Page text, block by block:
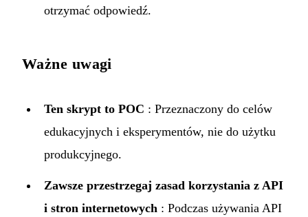
otrzymać odpowiedź.
Ważne uwagi
Ten skrypt to POC : Przeznaczony do celów
edukacyjnych i eksperymentów, nie do użytku
produkcyjnego.
Zawsze przestrzegaj zasad korzystania z API
i stron internetowych : Podczas używania API